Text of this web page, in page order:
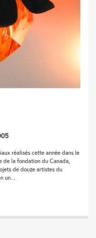
réalisés cette année dans le
de la fondation du Canada,
de douze artistes du
un...